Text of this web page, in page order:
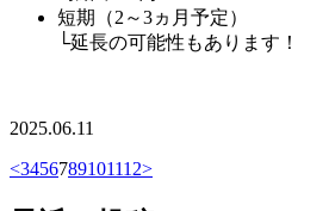
短期（2～3ヵ月予定）
└延長の可能性もあります！
2025.06.11
<3456789101112>